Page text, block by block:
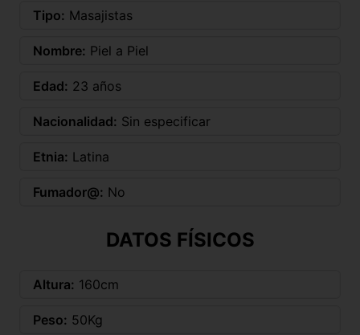
Tipo: Masajistas
Nombre: Piel a Piel
Edad: 23 años
Nacionalidad: Sin especificar
Etnia: Latina
Fumador@: No
DATOS FÍSICOS
Altura: 160cm
Peso: 50Kg